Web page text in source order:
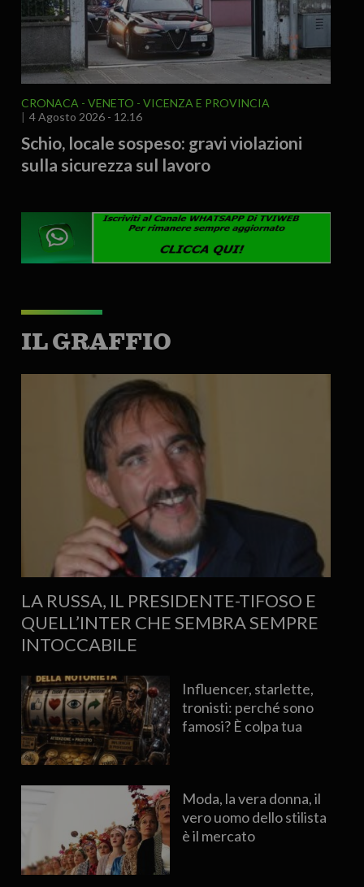
CRONACA VENETO
VICENZA E PROVINCIA
4 Agosto 2026 - 12.16
Schio, locale sospeso: gravi violazioni
sulla sicurezza sul lavoro
IL GRAFFIO
LA RUSSA, IL PRESIDENTE-TIFOSO E
QUELL’INTER CHE SEMBRA SEMPRE
INTOCCABILE
Influencer, starlette,
tronisti: perché sono
famosi? È colpa tua
Moda, la vera donna, il
vero uomo dello stilista
è il mercato